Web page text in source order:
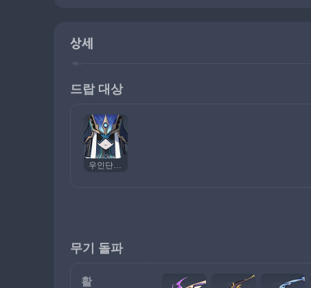
상세
드랍 대상
우인단·거울의 여인
무기 돌파
활